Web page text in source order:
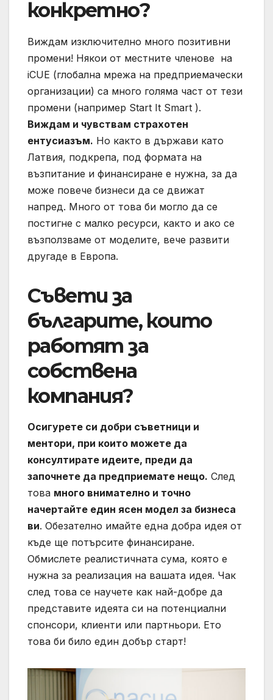
конкретно?
Виждам изключително много позитивни
промени! Някои от местните членове на
iCUE (глобална мрежа на предприемачески
организации) са много голяма част от тези
промени (например Start It Smart ).
Виждам и чувствам страхотен
ентусиазъм. Но както в държави като
Латвия, подкрепа, под формата на
възпитание и финансиране е нужна, за да
може повече бизнеси да се движат
напред. Много от това би могло да се
постигне с малко ресурси, както и ако се
възползваме от моделите, вече развити
другаде в Европа.
Съвети за
българите, които
работят за
собствена
компания?
Осигурете си добри съветници и
ментори, при които можете да
консултирате идеите, преди да
започнете да предприемате нещо. След
това много внимателно и точно
начертайте един ясен модел за бизнеса
ви. Обезателно имайте една добра идея от
къде ще потърсите финансиране.
Обмислете реалистичната сума, която е
нужна за реализация на вашата идея. Чак
след това се научете как най-добре да
представите идеята си на потенциални
спонсори, клиенти или партньори. Ето
това би било един добър старт!